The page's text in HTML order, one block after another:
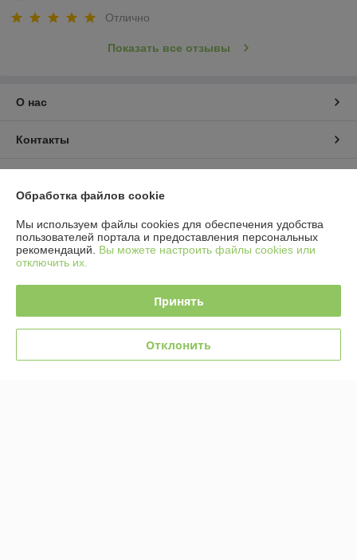
Отлично
Показать все отзывы
О нас
Контакты
Полная версия сайта
Политика обработки cookies
Сайт создан на платформе Deal.by
Обработка файлов cookie
Мы используем файлы cookies для обеспечения удобства
пользователей портала и предоставления персональных
рекомендаций. Вы можете настроить файлы cookies или
отключить их.
Принять
Отклонить